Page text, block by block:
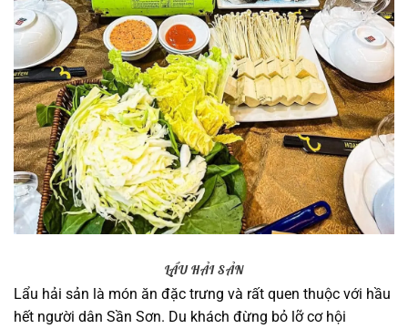
LẨU HẢI SẢN
Lẩu hải sản là món ăn đặc trưng và rất quen thuộc với hầu
hết người dân Sần Sơn. Du khách đừng bỏ lỡ cơ hội